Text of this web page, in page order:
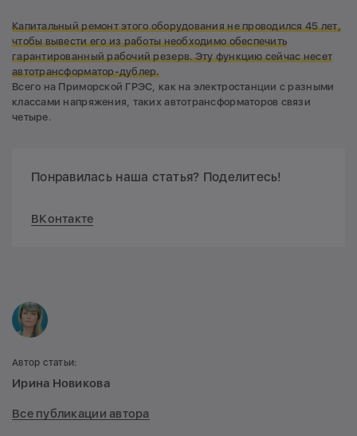
Капитальный ремонт этого оборудования не проводился 45 лет,
чтобы вывести его из работы необходимо обеспечить
гарантированный рабочий резерв. Эту функцию сейчас несет
автотрансформатор-дублер.
Всего на Приморской ГРЭС, как на электростанции с разными
классами напряжения, таких автотрансформаторов связи
четыре.
Понравилась наша статья? Поделитесь!
ВКонтакте
Автор статьи:
Ирина Новикова
Все публикации автора